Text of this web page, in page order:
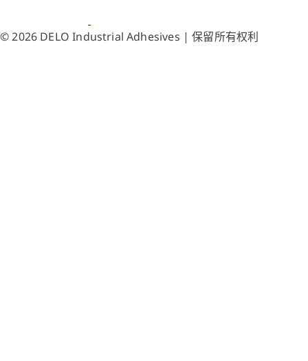
© 2026 DELO Industrial Adhesives | 保留所有权利